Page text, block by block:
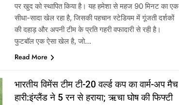
पर खुद को स्थापित किया है। यह हमेशा से महज 90 मिनट का एक
सीधा-सादा खेल रहा है, जिसकी पहचान स्टेडियम में गूंजती दर्शकों
की दहाड़ और अपनी टीम के प्रति गहरी वफादारी से रही है।
फुटबॉल एक ऐसा खेल है, जो…
Read More
भारतीय विमेंस टीम टी-20 वर्ल्ड कप का वार्म-अप मैच
हारी:इंग्लैंड ने 5 रन से हराया; ऋचा घोष की फिफ्टी